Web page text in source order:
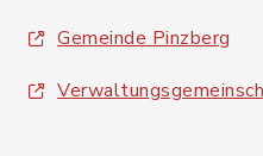
Gemeinde Pinzberg